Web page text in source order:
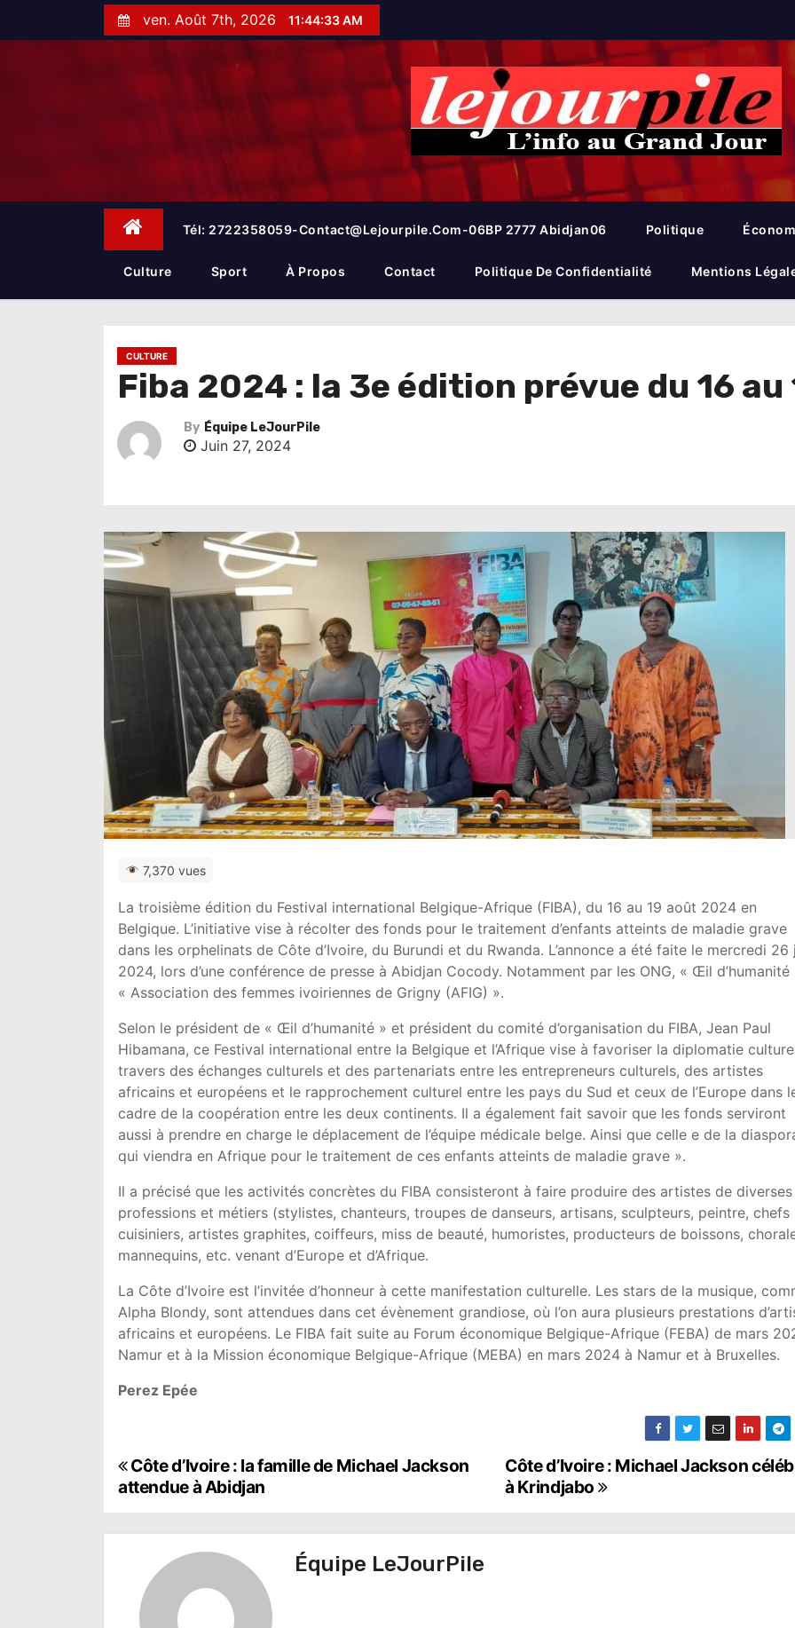
t
ven. Août 7th, 2026 11:44:34 AM
Tél: 2722358059-Contact@lejourpile.com-06BP 2777 Abidjan06 Politique
Culture Sport À Propos Contact Politique De Confidentialité Mentions
CULTURE
Fiba 2024 : la 3e édition prévue du 16 au
By Équipe LeJourPile
Juin 27, 2024
7,370 vues
La troisième édition du Festival international Belgique-Afrique (FIBA), du 16 au 19 août 2024 en
Belgique. L’initiative vise à récolter des fonds pour le traitement d’enfants atteints de maladie grave
dans les orphelinats de Côte d’Ivoire, du Burundi et du Rwanda. L’annonce a été faite le mercredi 26
2024, lors d’une conférence de presse à Abidjan Cocody. Notamment par les ONG, « Œil d’humanité
« Association des femmes ivoiriennes de Grigny (AFIG) ».
Selon le président de « Œil d’humanité » et président du comité d’organisation du FIBA, Jean Paul
Hibamana, ce Festival international entre la Belgique et l’Afrique vise à favoriser la diplomatie
travers des échanges culturels et des partenariats entre les entrepreneurs culturels, des artistes
africains et européens et le rapprochement culturel entre les pays du Sud et ceux de l’Europe dans
cadre de la coopération entre les deux continents. Il a également fait savoir que les fonds serviront
aussi à prendre en charge le déplacement de l’équipe médicale belge. Ainsi que celle e de la
qui viendra en Afrique pour le traitement de ces enfants atteints de maladie grave ».
Il a précisé que les activités concrètes du FIBA consisteront à faire produire des artistes de diverses
professions et métiers (stylistes, chanteurs, troupes de danseurs, artisans, sculpteurs, peintre, chefs
cuisiniers, artistes graphites, coiffeurs, miss de beauté, humoristes, producteurs de boissons,
mannequins, etc. venant d’Europe et d’Afrique.
La Côte d’Ivoire est l’invitée d’honneur à cette manifestation culturelle. Les stars de la musique,
Alpha Blondy, sont attendues dans cet évènement grandiose, où l’on aura plusieurs prestations
africains et européens. Le FIBA fait suite au Forum économique Belgique-Afrique (FEBA) de mars
Namur et à la Mission économique Belgique-Afrique (MEBA) en mars 2024 à Namur et à Bruxelles.
Perez Epée
N
a
v
Côte d’Ivoire : Michael Jackson
à Krindjabo
Côte d’Ivoire : la famille de Michael Jackson
attendue à Abidjan
Équipe LeJourPile